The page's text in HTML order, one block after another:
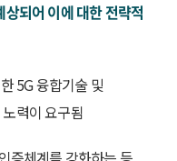
되어 이에 대한 전략적
5G 융합기술 및
력이 요구됨